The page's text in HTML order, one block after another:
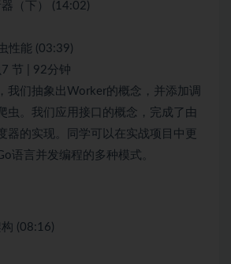
（下） (14:02)
性能 (03:39)
节 | 92分钟
我们抽象出Worker的概念，并添加调
虫。我们应用接口的概念，完成了由
器的实现。同学可以在实战项目中更
语言并发编程的多种模式。
(08:16)